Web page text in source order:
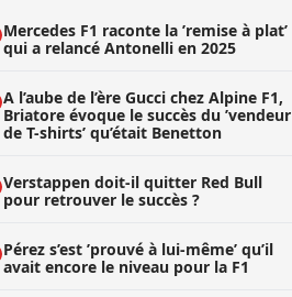
Mercedes F1 raconte la ’remise à plat’
qui a relancé Antonelli en 2025
A l’aube de l’ère Gucci chez Alpine F1,
Briatore évoque le succès du ’vendeur
de T-shirts’ qu’était Benetton
Verstappen doit-il quitter Red Bull
pour retrouver le succès ?
Pérez s’est ’prouvé à lui-même’ qu’il
avait encore le niveau pour la F1